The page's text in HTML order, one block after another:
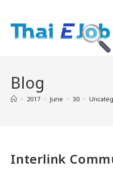
Blog
> 2017 > June > 30 >
Interlink